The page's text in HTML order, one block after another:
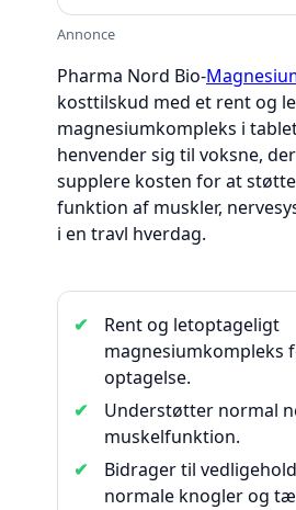
Annonce
Pharma Nord Bio-
kosttilskud med et rent og
magnesiumkompleks i
henvender sig til voksne,
supplere kosten for at
funktion af muskler,
i en travl hverdag.
Rent og letoptageligt
magnesiumkompleks
optagelse.
Understøtter normal
muskelfunktion.
Bidrager til
normale knogler og